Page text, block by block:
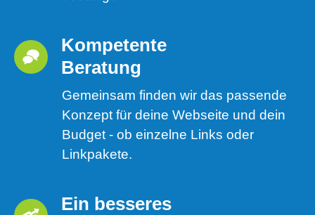
Kompetente
Beratung
Gemeinsam finden wir das passende
Konzept für deine Webseite und dein
Budget - ob einzelne Links oder
Linkpakete.
Ein besseres